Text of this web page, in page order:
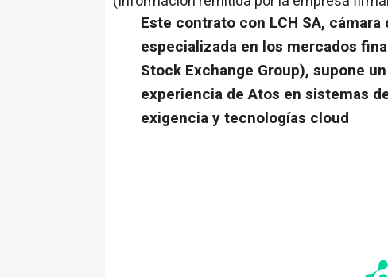
Este contrato con LCH SA,
especializada en los mercados
Stock Exchange Group), supone
experiencia de Atos en sistemas
exigencia y tecnologías cloud